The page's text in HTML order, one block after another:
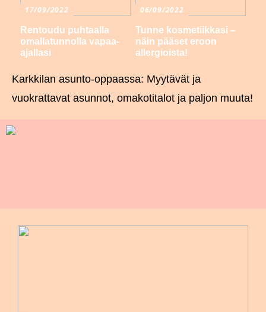
17/09/2022
Rentoudu puhtaalla
omallatunnolla vapaa-
ajallasi
06/09/2022
Tunne kosmetiikkasi –
näin pääset eroon
allergioista!
Karkkilan asunto-oppaassa: Myytävät ja
vuokrattavat asunnot, omakotitalot ja paljon muuta!